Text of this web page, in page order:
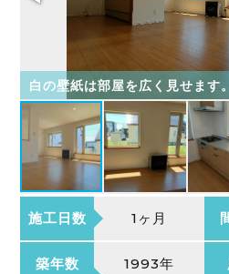
白の壁紙は部屋を広く見せます
施工日数 1ヶ月
築年数 1993年